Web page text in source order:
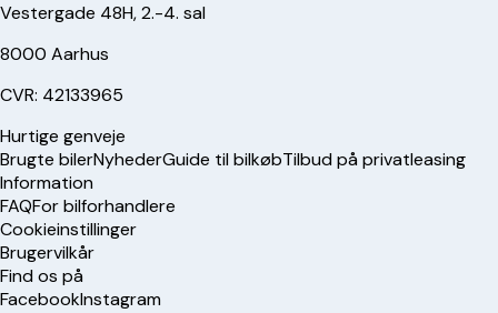
Vestergade 48H, 2.-4. sal
8000 Aarhus
CVR: 42133965
Hurtige genveje
Brugte bilerNyhederGuide til bilkøbTilbud på privatleasing
Information
FAQFor bilforhandlere
Cookieinstillinger
Brugervilkår
Find os på
FacebookInstagram